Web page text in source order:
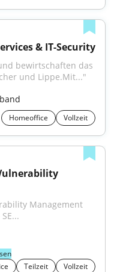
& IT-Security
bewirtschaften das
und Lippe.Mit..."
Homeoffice Vollzeit
Management
Teilzeit
Vollzeit